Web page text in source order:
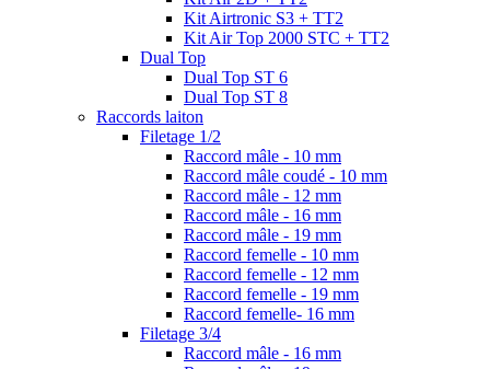
Kit Airtronic S3 + TT2
Kit Air Top 2000 STC + TT2
Dual Top
Dual Top ST 6
Dual Top ST 8
Raccords laiton
Filetage 1/2
Raccord mâle - 10 mm
Raccord mâle coudé - 10 mm
Raccord mâle - 12 mm
Raccord mâle - 16 mm
Raccord mâle - 19 mm
Raccord femelle - 10 mm
Raccord femelle - 12 mm
Raccord femelle - 19 mm
Raccord femelle- 16 mm
Filetage 3/4
Raccord mâle - 16 mm